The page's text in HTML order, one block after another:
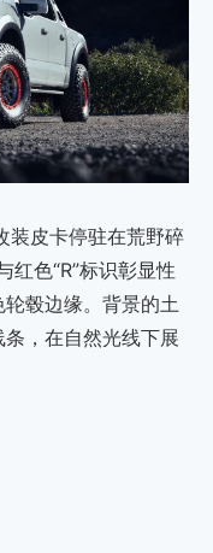
皮卡停驻在荒野碎
红色“R”标识彰显性
毂边缘。背景的土
，在自然光线下展